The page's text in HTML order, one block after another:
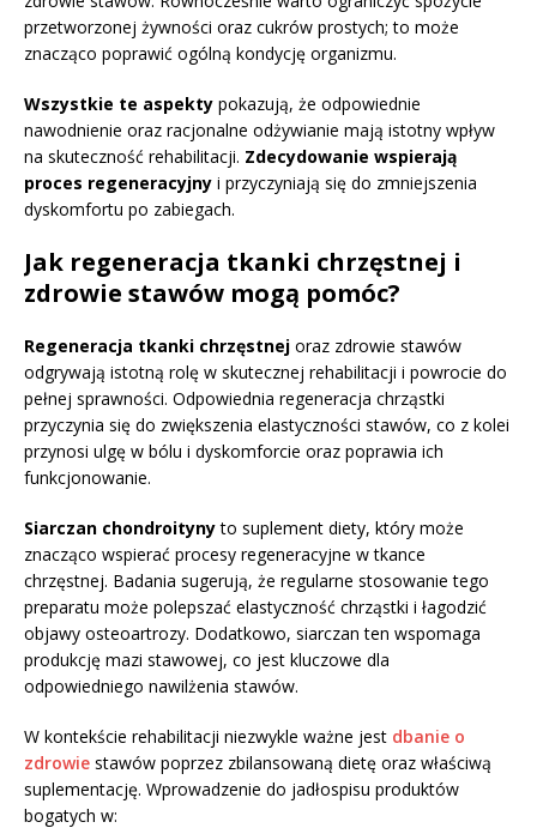
przetworzonej żywności oraz cukrów prostych; to może
znacząco poprawić ogólną kondycję organizmu.
Wszystkie te aspekty pokazują, że odpowiednie
nawodnienie oraz racjonalne odżywianie mają istotny wpływ
na skuteczność rehabilitacji. Zdecydowanie wspierają
proces regeneracyjny i przyczyniają się do zmniejszenia
dyskomfortu po zabiegach.
Jak regeneracja tkanki chrzęstnej i
zdrowie stawów mogą pomóc?
Regeneracja tkanki chrzęstnej oraz zdrowie stawów
odgrywają istotną rolę w skutecznej rehabilitacji i powrocie do
pełnej sprawności. Odpowiednia regeneracja chrząstki
przyczynia się do zwiększenia elastyczności stawów, co z kolei
przynosi ulgę w bólu i dyskomforcie oraz poprawia ich
funkcjonowanie.
Siarczan chondroitynyto suplement diety, który może
znacząco wspierać procesy regeneracyjne w tkance
chrzęstnej. Badania sugerują, że regularne stosowanie tego
preparatu może polepszać elastyczność chrząstki i łagodzić
objawy osteoartrozy. Dodatkowo, siarczan ten wspomaga
produkcję mazi stawowej, co jest kluczowe dla
odpowiedniego nawilżenia stawów.
W kontekście rehabilitacji niezwykle ważne jest dbanie o
zdrowie stawów poprzez zbilansowaną dietę oraz właściwą
suplementację. Wprowadzenie do jadłospisu produktów
bogatych w: